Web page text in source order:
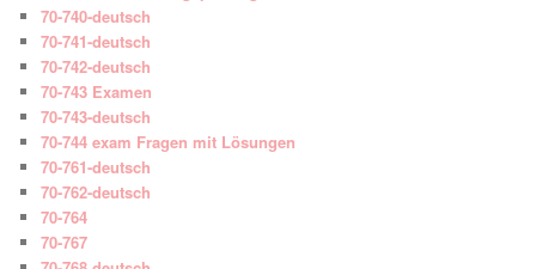
70-740-deutsch
70-741-deutsch
70-742-deutsch
70-743 Examen
70-743-deutsch
70-744 exam Fragen mit Lösungen
70-761-deutsch
70-762-deutsch
70-764
70-767